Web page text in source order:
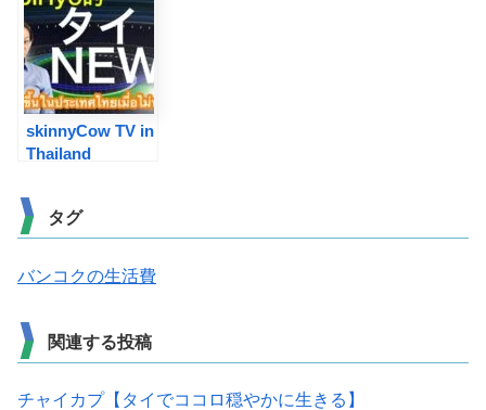
skinnyCow TV in
Thailand
タグ
バンコクの生活費
関連する投稿
チャイカプ【タイでココロ穏やかに生きる】